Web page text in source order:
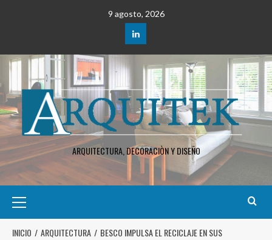
9 agosto, 2026
ARQUITECTURA, DECORACIÒN Y DISEÑO
INICIO ARQUITECTURA
BESCO IMPULSA EL RECICLAJE EN SUS